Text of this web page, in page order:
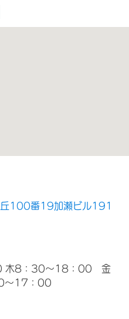
丘100番19加瀬ビル191
木8：30～18：00 金
～17：00